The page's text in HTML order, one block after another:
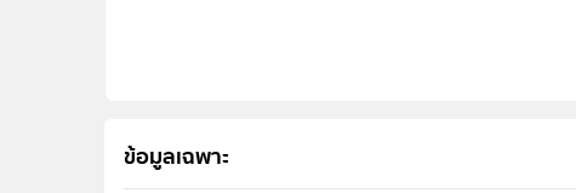
ข้อมูลเฉพาะ